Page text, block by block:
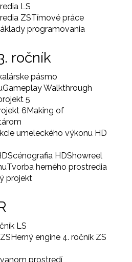
LS
ZSTímové práce
programovania
ročník
pásmo
Gameplay Walkthrough
5
6Making of
umeleckého výkonu HD
Scénografia HDShowreel
Tvorba herného prostredia
projekt
LS
Herný engine 4. ročník ZS
prostredí